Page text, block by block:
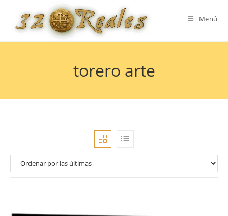
contenido
Menú
torero arte